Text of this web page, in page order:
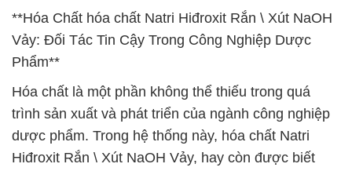
**Hóa Chất hóa chất Natri Hiđroxit Rắn \ Xút NaOH
Vảy: Đối Tác Tin Cậy Trong Công Nghiệp Dược
Phẩm**
Hóa chất là một phần không thể thiếu trong quá
trình sản xuất và phát triển của ngành công nghiệp
dược phẩm. Trong hệ thống này, hóa chất Natri
Hiđroxit Rắn \ Xút NaOH Vảy, hay còn được biết